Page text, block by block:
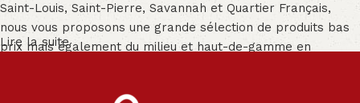
Saint-Louis, Saint-Pierre, Savannah et Quartier Français,
nous vous proposons une grande sélection de produits bas
prix mais également du milieu et haut-de-gamme en
Lire la suite